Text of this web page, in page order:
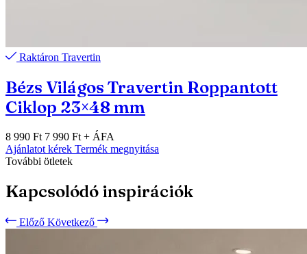
Raktáron Travertin
Bézs Világos Travertin Roppantott
Ciklop 23×48 mm
8 990 Ft 7 990 Ft + ÁFA
Ajánlatot kérek Termék megnyitása
További ötletek
Kapcsolódó inspirációk
Előző Következő